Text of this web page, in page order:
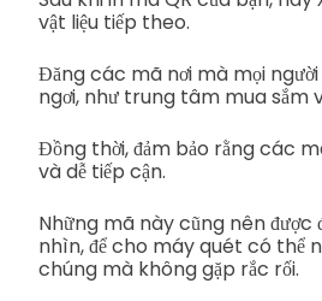
vật liệu tiếp theo.
Đăng các mã nơi mà mọi
ngơi, như trung tâm mua sắm
Đồng thời, đảm bảo rằng các
và dễ tiếp cận.
Những mã này cũng nên được
nhìn, để cho máy quét có thể
chúng mà không gặp rắc rối.